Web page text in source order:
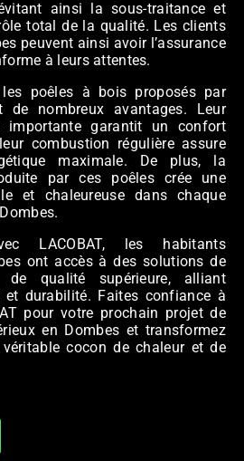
ainsi la sous-traitance et
total de la qualité. Les clients
peuvent ainsi avoir l’assurance
à leurs attentes.
poêles à bois proposés par
de nombreux avantages. Leur
importante garantit un confort
combustion régulière assure
maximale. De plus, la
par ces poêles crée une
et chaleureuse dans chaque
LACOBAT, les habitants
ont accès à des solutions de
qualité supérieure, alliant
et durabilité. Faites confiance à
pour votre prochain projet de
en Dombes et transformez
cocon de chaleur et de